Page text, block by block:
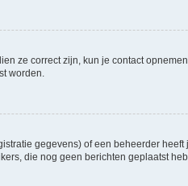
ze correct zijn, kun je contact
worden.
gegevens) of een beheerder
die nog geen berichten geplaatst